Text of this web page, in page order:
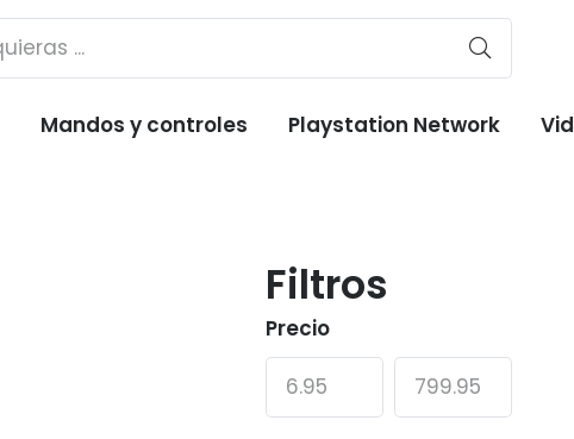
Mandos y controles Playstation Network
Filtros
Precio